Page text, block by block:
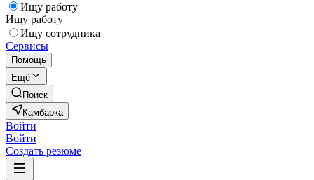
Ищу работу
Ищу работу
Ищу сотрудника
Сервисы
Помощь
Ещё
Поиск
Камбарка
Войти
Войти
Создать резюме